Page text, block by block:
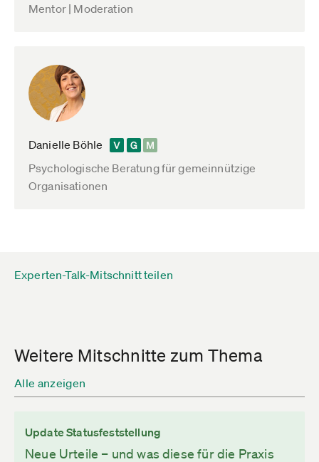
Mentor | Moderation
Danielle Böhle
Psychologische Beratung für gemeinnützige
Organisationen
Experten-Talk-Mitschnitt teilen
Weitere Mitschnitte zum Thema
Alle anzeigen
Update Statusfeststellung
Neue Urteile – und was diese für die Praxis